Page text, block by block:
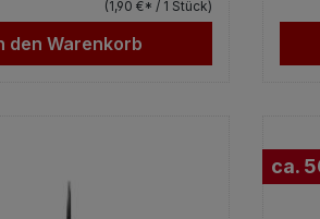
(1,90 €* / 1 Stück)
den Warenkorb
ca.